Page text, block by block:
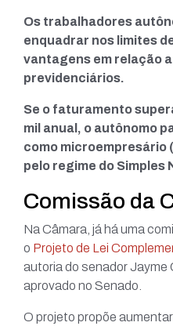
Os trabalhadores
enquadrar nos limites
vantagens em relação
previdenciários.
Se o faturamento
mil anual, o autônomo
como microempresário
pelo regime do Simples
Comissão da
Na Câmara, já há uma
o Projeto de Lei
autoria do senador Jayme
aprovado no Senado.
O projeto propõe